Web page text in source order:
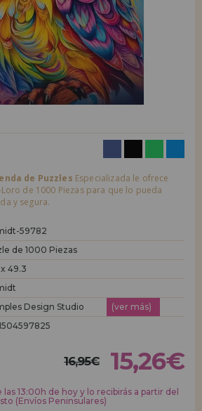
podrás realizar tus compras
virtual, revisar el estado de tus pedidos
anteriores.
esperando.
¿Quieres vender en tu negocio
descuentos especiales para la distribución.
esperando.
de Puzzles Especializada le ofrece
Loro de 1000 Piezas para que lo pueda
y segura.
59782
de 1000 Piezas
49.3
Design Studio
(ver más)
16,95€ 15,26€
13:00h de hoy y lo recibirás a partir del
(Envíos Peninsulares)